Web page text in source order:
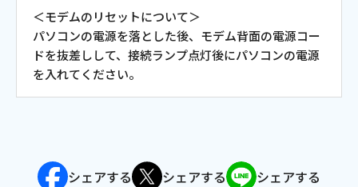
放送基準
安全・安心マーク
安全・安心ガイド
情報セキュリティ基本方針
＜モデムのリセットについて＞
パソコンの電源を落とした後、モデム背面の電源コー
ドを抜差しして、接続ランプ点灯後にパソコンの電源
を入れてください。
シェアする シェアする シェアする